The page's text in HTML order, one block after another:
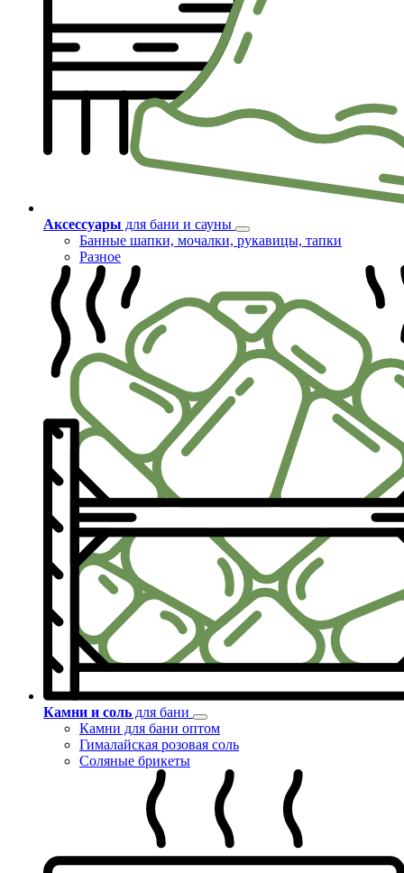
Аксессуары для бани и сауны
Банные шапки, мочалки, рукавицы, тапки
Разное
Камни и соль для бани
Камни для бани оптом
Гималайская розовая соль
Соляные брикеты